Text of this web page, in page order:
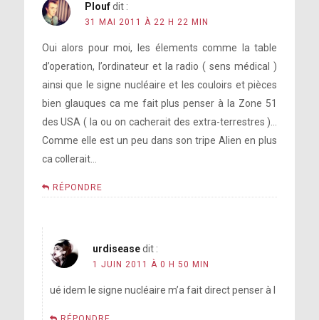
Plouf dit :
31 MAI 2011 À 22 H 22 MIN
Oui alors pour moi, les élements comme la table
d’operation, l’ordinateur et la radio ( sens médical )
ainsi que le signe nucléaire et les couloirs et pièces
bien glauques ca me fait plus penser à la Zone 51
des USA ( la ou on cacherait des extra-terrestres )…
Comme elle est un peu dans son tripe Alien en plus
ca collerait…
RÉPONDRE
urdisease dit :
1 JUIN 2011 À 0 H 50 MIN
ué idem le signe nucléaire m’a fait direct penser à l